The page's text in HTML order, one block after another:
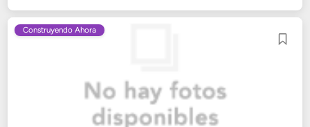
Construyendo Ahora